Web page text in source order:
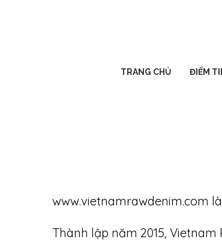
TRANG CHỦ ĐIỂM
www.vietnamrawdenim.com
Thành lập năm 2015,